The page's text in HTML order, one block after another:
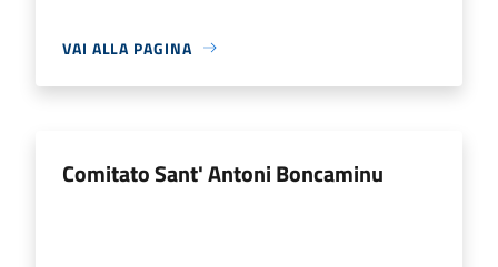
VAI ALLA PAGINA
Comitato Sant' Antoni Boncaminu